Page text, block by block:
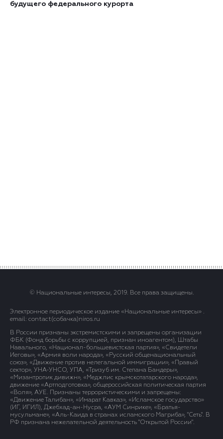
будущего федерального курорта
© Национальные интересы, 2019. Все права защищены.
Электронное периодическое издание «Национальные интересы» .
email: contact(сoбaчка)niros.ru
В России признаны экстремистскими и запрещены организации
ФБК (Фонд борьбы с коррупцией, признан иноагентом), Штабы
Навального, «Национал-большевистская партия», «Свидетели
Иеговы», «Армия воли народа», «Русский общенациональный
союз», «Движение против нелегальной иммиграции», «Правый
сектор», УНА-УНСО, УПА, «Тризуб им. Степана Бандеры»,
«Мизантропик дивижн», «Меджлис крымскотатарского народа»,
движение «Артподготовка», общероссийская политическая партия
«Воля», АУЕ. Признаны террористическими и запрещены:
«Движение Талибан», «Имарат Кавказ», «Исламское государство»
(ИГ, ИГИЛ), Джебхад-ан-Нусра, «АУМ Синрике», «Братья-
мусульмане», «Аль-Каида в странах исламского Магриба», "Сеть". В
РФ признана нежелательной деятельность "Открытой России".